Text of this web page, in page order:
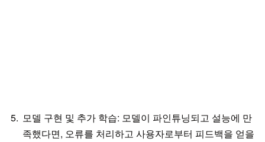
모델 구현 및 추가 학습: 모델이 파인튜닝되고 설능에 만
족했다면, 오류를 처리하고 사용자로부터 피드백을 얻을